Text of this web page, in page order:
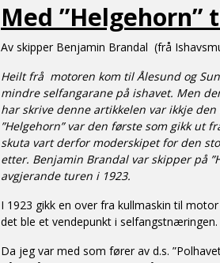
Med ”Helgehorn”
Av skipper Benjamin Brandal (frå
Heilt frå motoren kom til Ålesund og
mindre selfangarane på ishavet. Men
har skrive denne artikkelen var ikkje
”Helgehorn” var den første som gikk ut
skuta vart derfor moderskipet for den
etter. Benjamin Brandal var skipper på
avgjerande turen i 1923.
I 1923 gikk en over fra kullmaskin til
det ble et vendepunkt i
Da jeg var med som fører av d.s.